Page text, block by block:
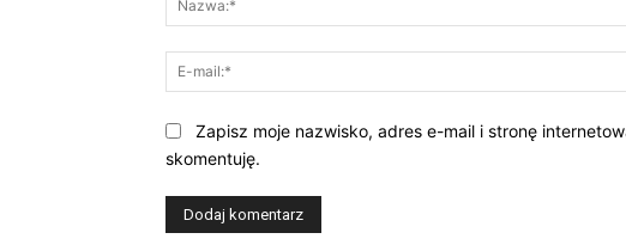
Zapisz moje nazwisko, adres e-mail i stronę
skomentuję.